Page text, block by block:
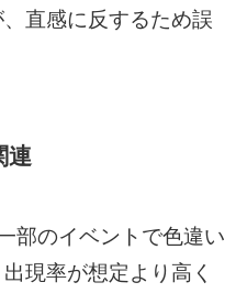
直感に反するため誤
連
部のイベントで色違い
現率が想定より高く